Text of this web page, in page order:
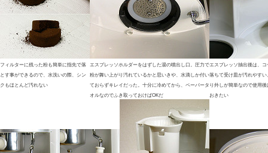
フィルターに残った粉も簡単に指先で落
とす事ができるので、水洗いの際、シン
クもほとんど汚れない
エスプレッソホルダーをはずした湯の噴出し口。圧力で
粉が舞い上がり汚れているかと思いきや、水滴しか付い
ておらずキレイだった。十分に冷めてから、ペーパータ
オルなのでふき取っておけばOKだ
エスプレッソ抽出後は、コ
落ちて受け皿が汚れやすい
り外しが簡単なので使用
おきたい